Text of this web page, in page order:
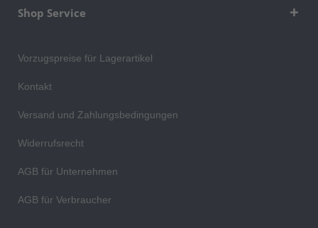
Shop Service
Vorzugspreise für Lagerartikel
Kontakt
Versand und Zahlungsbedingungen
Widerrufsrecht
AGB für Unternehmen
AGB für Verbraucher